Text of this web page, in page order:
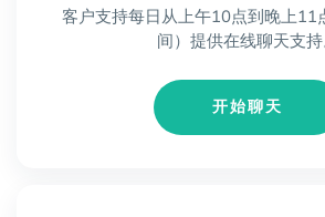
客户支持每日从上午10点到晚上11
间）提供在线聊天支持
开始聊天